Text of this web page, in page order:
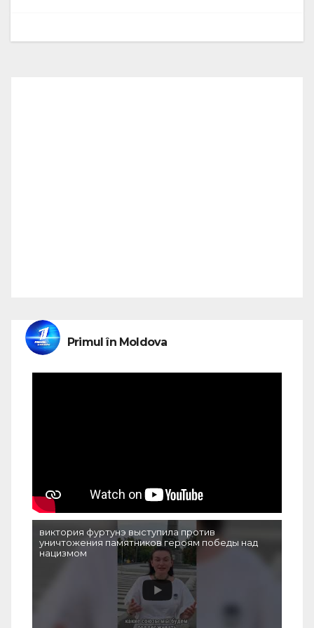
Primul în Moldova
виктория фуртунэ выступила против
уничтожения памятников героям победы над
нацизмом